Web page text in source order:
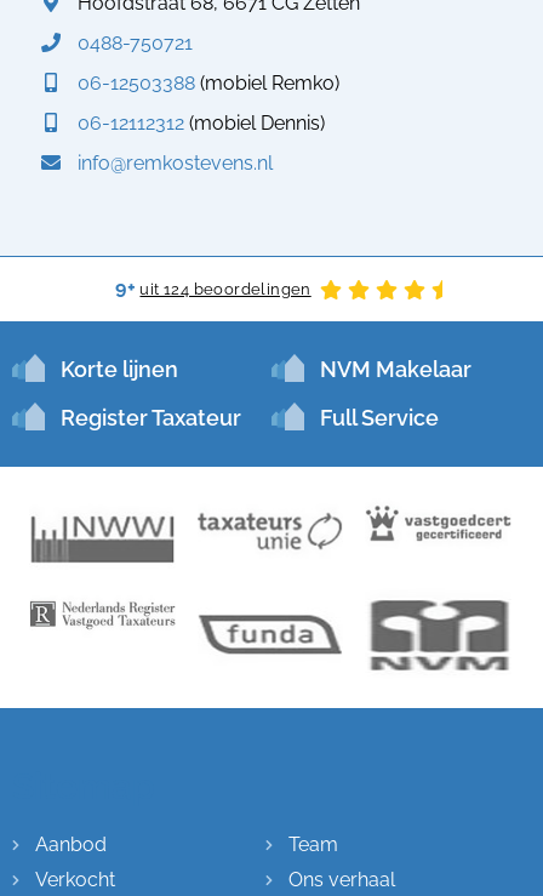
0488-750721
06-12503388 (mobiel Remko)
06-12112312 (mobiel Dennis)
info@remkostevens.nl
9+ uit 124 beoordelingen
Korte lijnen
NVM Makelaar
Register Taxateur
Full Service
Aanbod
Verkocht
Team
Ons verhaal